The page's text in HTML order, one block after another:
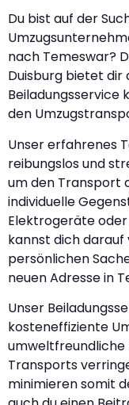
Du bist auf der
nach Temeswar?
Duisburg bietet dir
Beiladungsservice
den
Unser erfahrenes
reibungslos und
um den Transport
individuelle
Elektrogeräte
kannst dich darauf
persönlichen
neuen Adresse in
Unser
kosteneffiziente
umweltfreundliche
Transports
minimieren somit